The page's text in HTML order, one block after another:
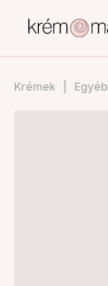
Krémek Egyéb